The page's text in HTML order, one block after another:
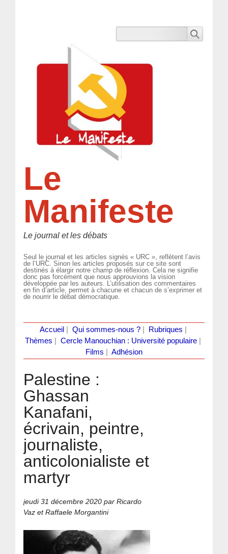
Le
Manifeste
Le journal et les débats
Seul le journal et les articles signés « URC », reflètent l’avis
de l’URC. Sinon les articles proposés sur ce site sont
destinés à élargir notre champ de réflexion. Cela ne signifie
donc pas forcément que nous approuvions la vision
développée par les auteurs. L’utilisation des commentaires
en fin d’article, permet à chacune et chacun de s’exprimer et
de nourrir le débat démocratique.
Accueil Qui sommes-nous ?| Rubriques
Thèmes
Cercle Manouchian : Université populaire
Films
Adhésion
Palestine :
Ghassan
Kanafani,
écrivain, peintre,
journaliste,
anticolonialiste et
martyr
jeudi 31 décembre 2020 par Ricardo
Vaz et Raffaele Morgantini